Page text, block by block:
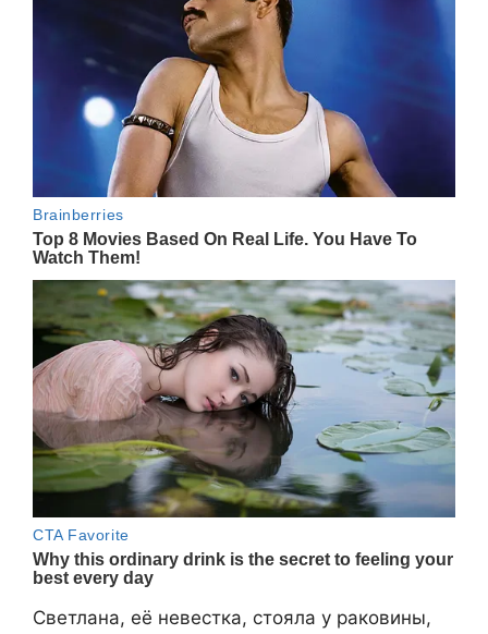
Светлана, её невестка, стояла у раковины,